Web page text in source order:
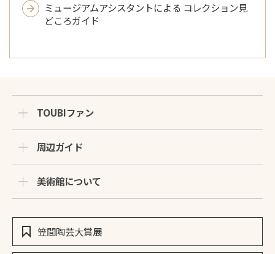
ミュージアムアシスタントによる コレクション見
どころガイド
TOUBIファン
周辺ガイド
美術館について
笠間陶芸大賞展